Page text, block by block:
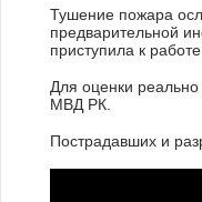
Тушение пожара
предварительной
приступила к
Для оценки
МВД РК.
Пострадавших и